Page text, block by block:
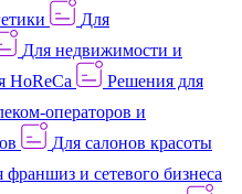
Для
Для недвижимости и
HoReCa
Решения для
операторов и
Для салонов красоты
франшиз и сетевого бизнеса